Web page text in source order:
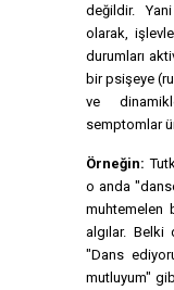
değildir.
olarak,
durumları
bir psişeye
ve
semptomlar
Örneğin:
o anda
muhtemelen
algılar.
"Dans
mutluyum"